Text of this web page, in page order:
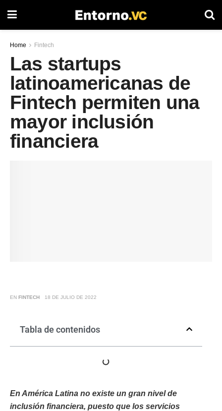
Home Fintech
Las startups
latinoamericanas de
Fintech permiten una
mayor inclusión
financiera
EN FINTECH 18 DE JULIO DE 2022
Tabla de contenidos
En América Latina no existe un gran nivel de
inclusión financiera, puesto que los servicios